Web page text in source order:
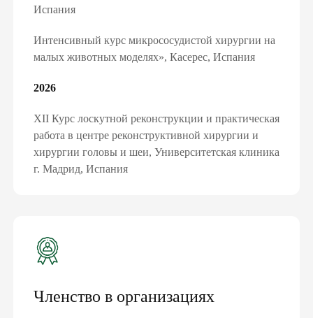
Испания
Интенсивный курс микрососудистой хирургии на
малых животных моделях», Касерес, Испания
2026
XII Курс лоскутной реконструкции и практическая
работа в центре реконструктивной хирургии и
хирургии головы и шеи, Университетская клиника
г. Мадрид, Испания
Членство в организациях